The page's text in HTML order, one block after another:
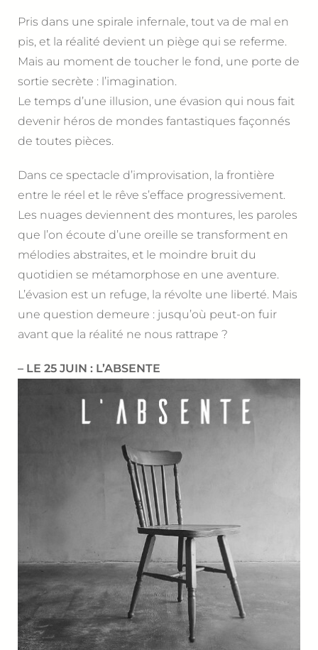
Pris dans une spirale infernale, tout va de mal en
pis, et la réalité devient un piège qui se referme.
Mais au moment de toucher le fond, une porte de
sortie secrète : l’imagination.
Le temps d’une illusion, une évasion qui nous fait
devenir héros de mondes fantastiques façonnés
de toutes pièces.
Dans ce spectacle d’improvisation, la frontière
entre le réel et le rêve s’efface progressivement.
Les nuages deviennent des montures, les paroles
que l’on écoute d’une oreille se transforment en
mélodies abstraites, et le moindre bruit du
quotidien se métamorphose en une aventure.
L’évasion est un refuge, la révolte une liberté. Mais
une question demeure : jusqu’où peut-on fuir
avant que la réalité ne nous rattrape ?
– LE 25 JUIN : L’ABSENTE